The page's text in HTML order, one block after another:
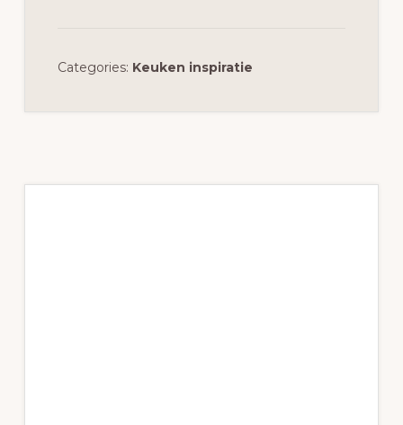
Categories: Keuken inspiratie